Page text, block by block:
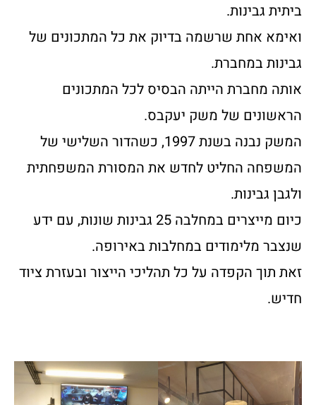
ביתית גבינות.
ואימא אחת שרשמה בדיוק את כל המתכונים של
גבינות במחברת.
אותה מחברת הייתה הבסיס לכל המתכונים
הראשונים של משק יעקבס.
המשק נבנה בשנת 1997, כשהדור השלישי של
המשפחה החליט לחדש את המסורת המשפחתית
ולגבן גבינות.
כיום מייצרים במחלבה 25 גבינות שונות, עם ידע
שנצבר מלימודים במחלבות באירופה.
זאת תוך הקפדה על כל תהליכי הייצור ובעזרת ציוד
חדיש.